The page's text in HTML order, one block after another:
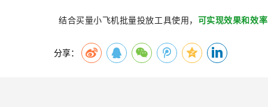
结合买量小飞机批量投放工具使用， 可实现效果和效
分享：